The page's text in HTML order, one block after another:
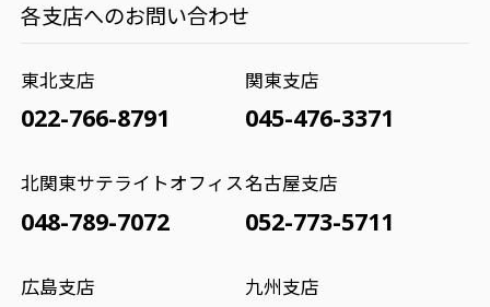
各支店へのお問い合わせ
東北支店
022-766-8791
関東支店
045-476-3371
北関東サテライトオフィス
048-789-7072
名古屋支店
052-773-5711
広島支店 九州支店